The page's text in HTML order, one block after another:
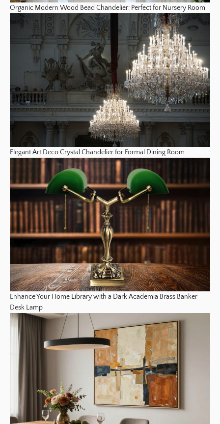
Organic Modern Wood Bead Chandelier: Perfect for Nursery Room
Elegant Art Deco Crystal Chandelier for Formal Dining Room
Enhance Your Home Library with a Dark Academia Brass Banker
Desk Lamp